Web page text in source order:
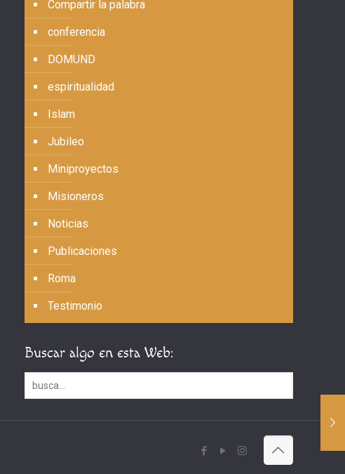
Compartir la palabra
conferencia
DOMUND
espiritualidad
Islam
Jubileo
Miniproyectos
Misioneros
Noticias
Publicaciones
Roma
Testimonio
Buscar algo en esta Web: